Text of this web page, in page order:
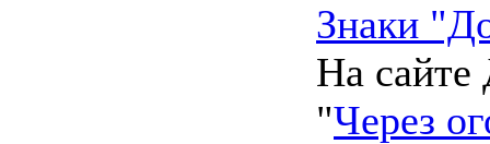
Знаки
На сайте
"Через